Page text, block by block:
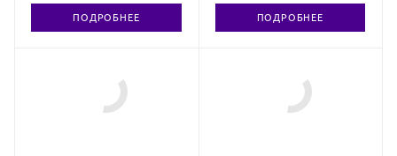
ПОДРОБНЕЕ ПОДРОБНЕЕ